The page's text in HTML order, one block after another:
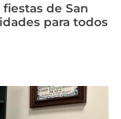
de San
para todos